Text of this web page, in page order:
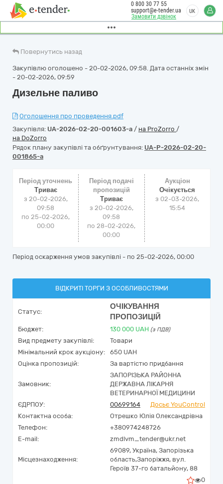
Замовити дзвінок
0 800 30 77 55
support@e-tender.ua
UK
Повернутись назад
Закупівлю оголошено - 20-02-2026, 09:58. Дата останніх змін
- 20-02-2026, 09:59
Дизельне паливо
Оголошення про проведення.pdf
Закупівля: UA-2026-02-20-001603-a / на ProZorro /
на DoZorro
Рядок плану закупівлі та обґрунтування: UA-P-2026-02-20-
001865-a
Період уточнень
Триває
з 20-02-2026,
09:58
по 25-02-2026,
00:00
Період подачі
пропозицій
Триває
з 20-02-2026,
09:58
по 28-02-2026,
00:00
Аукціон
Очікується
з 02-03-2026,
15:54
Період оскарження умов закупівлі - по 25-02-2026, 00:00
ВІДКРИТІ ТОРГИ З ОСОБЛИВОСТЯМИ
Статус:
ОЧІКУВАННЯ
ПРОПОЗИЦІЙ
Бюджет: 130 000 UAH (з ПДВ)
Вид предмету закупівлі:
Товари
Мінімальний крок аукціону:
650 UAH
Оцінка пропозицій:
За вартістю придбання
Замовник:
ЗАПОРІЗЬКА РАЙОННА
ДЕРЖАВНА ЛІКАРНЯ
ВЕТЕРИНАРНОЇ МЕДИЦИНИ
ЄДРПОУ:
00699164
Досьє YouControl
Контактна особа:
Отрешко Юлія Олександрівна
Телефон:
+380974248726
E-mail:
zmdlvm_tender@ukr.net
Місцезнаходження:
69089, Україна, Запорізька
область,Запоріжжя, вул.
Героїв 37-го батальйону, 88
0